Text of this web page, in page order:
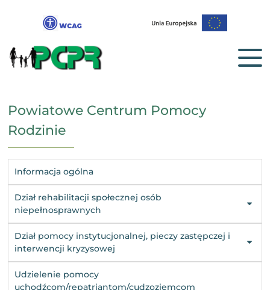
Powiatowe Centrum Pomocy
Rodzinie
Informacja ogólna
Dział rehabilitacji społecznej osób
niepełnosprawnych
Dział pomocy instytucjonalnej, pieczy zastępczej i
interwencji kryzysowej
Udzielenie pomocy
uchodźcom/repatriantom/cudzoziemcom